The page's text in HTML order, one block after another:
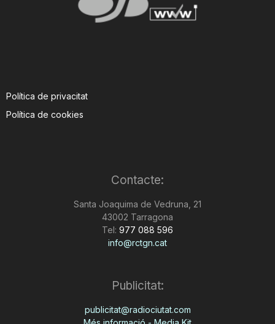
Política de privacitat
Política de cookies
Contacte:
Santa Joaquima de Vedruna, 21
43002 Tarragona
Tel: 977 088 596
info@rctgn.cat
Publicitat:
publicitat@radiociutat.com